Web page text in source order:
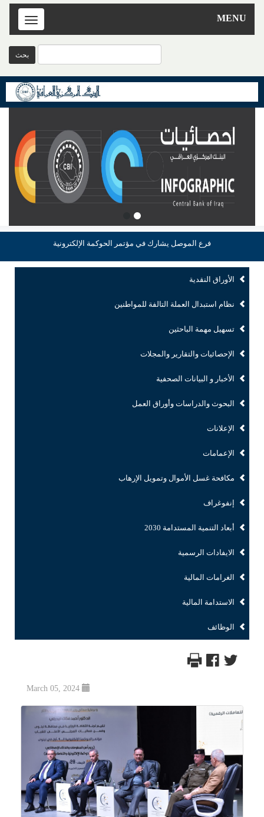
MENU
Toggle
فرع الموصل يشارك في مؤتمر الحوكمة الإلكترونية
الأوراق النقدية
نظام استبدال العملة التالفة للمواطنين
تسهيل مهمة الباحثين
الإحصائيات والتقارير والمجلات
الأخبار و البيانات الصحفية
البحوث والدراسات وأوراق العمل
الإعلانات
الإعمامات
مكافحة غسل الأموال وتمويل الإرهاب
إنفوغراف
أبعاد التنمية المستدامة 2030
الايفادات الرسمية
الغرامات المالية
الاستدامة المالية
الوظائف